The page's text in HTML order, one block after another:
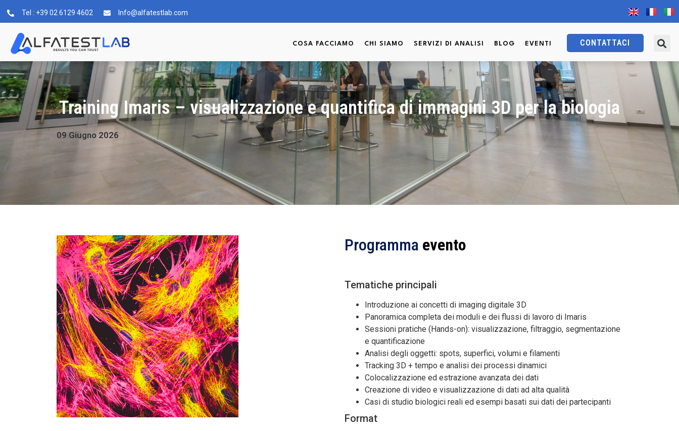
Tel : +39 02 6129 4602 Info@alfatestlab.com
COSA FACCIAMO CHI SIAMO SERVIZI DI ANALISI BLOG EVENTI CONTATTACI
Training Imaris – visualizzazione e quantifica di immagini 3D per la biologia
09 Giugno 2026
Programma evento
Tematiche principali
Introduzione ai concetti di imaging digitale 3D
Panoramica completa dei moduli e dei flussi di lavoro di Imaris
Sessioni pratiche (Hands-on): visualizzazione, filtraggio, segmentazione
e quantificazione
Analisi degli oggetti: spots, superfici, volumi e filamenti
Tracking 3D + tempo e analisi dei processi dinamici
Colocalizzazione ed estrazione avanzata dei dati
Creazione di video e visualizzazione di dati ad alta qualità
Casi di studio biologici reali ed esempi basati sui dati dei partecipanti
Format